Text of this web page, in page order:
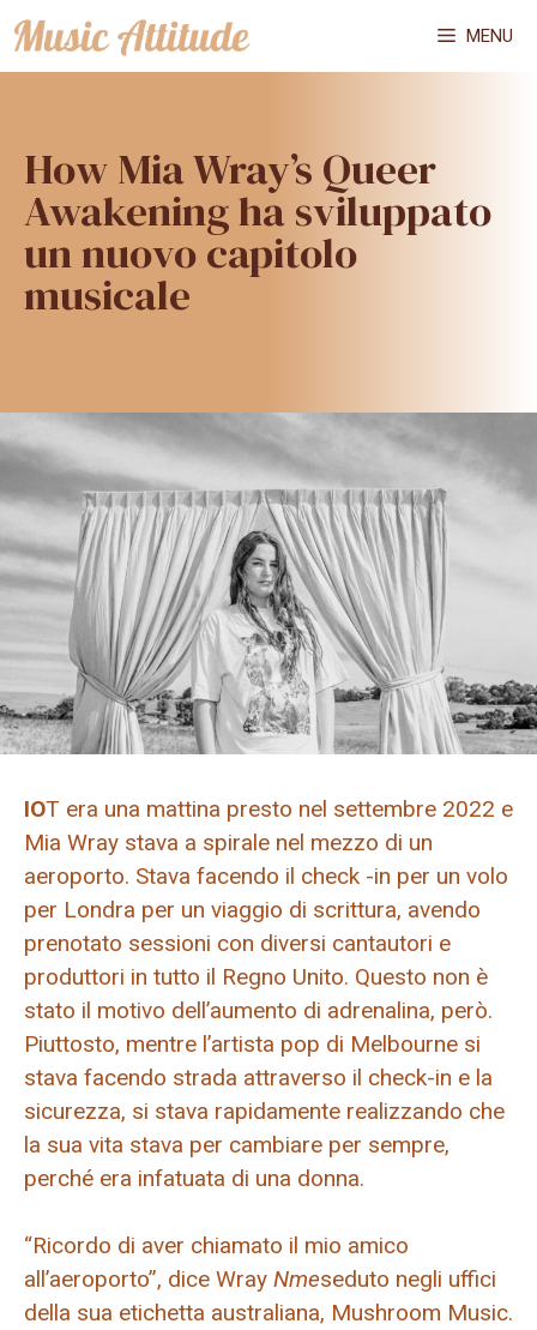
Vai
al
MENU
How Mia Wray’s Queer
Awakening ha sviluppato
un nuovo capitolo
musicale
IOT era una mattina presto nel settembre 2022 e
Mia Wray stava a spirale nel mezzo di un
aeroporto. Stava facendo il check -in per un volo
per Londra per un viaggio di scrittura, avendo
prenotato sessioni con diversi cantautori e
produttori in tutto il Regno Unito. Questo non è
stato il motivo dell’aumento di adrenalina, però.
Piuttosto, mentre l’artista pop di Melbourne si
stava facendo strada attraverso il check-in e la
sicurezza, si stava rapidamente realizzando che
la sua vita stava per cambiare per sempre,
perché era infatuata di una donna.
“Ricordo di aver chiamato il mio amico
all’aeroporto”, dice Wray Nmeseduto negli uffici
della sua etichetta australiana, Mushroom Music.